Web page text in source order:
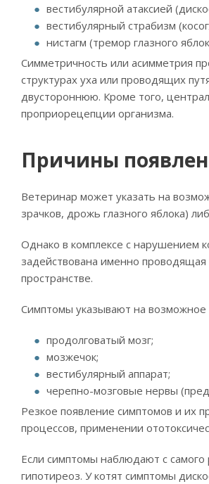
вестибулярной атаксией
вестибулярный страбизм
нистагм (тремор глазного
Симметричность или асимметрия
структурах уха или проводящих
двустороннюю. Кроме того,
проприорецепции организма.
Причины
Ветеринар может указать на
зрачков, дрожь глазного яблока)
Однако в комплексе с нарушением
задействована именно
пространстве.
Симптомы указывают на
продолговатый мозг;
мозжечок;
вестибулярный аппарат;
черепно-мозговые нервы
Резкое появление симптомов и их
процессов, применении
Если симптомы наблюдают с
гипотиреоз. У котят симптомы